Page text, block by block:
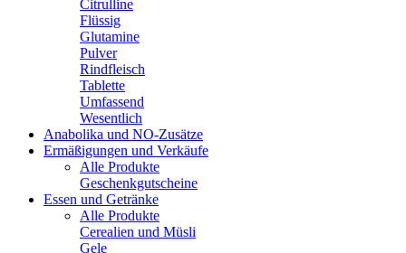
Citrulline
Flüssig
Glutamine
Pulver
Rindfleisch
Tablette
Umfassend
Wesentlich
Anabolika und NO-Zusätze
Ermäßigungen und Verkäufe
Alle Produkte
Geschenkgutscheine
Essen und Getränke
Alle Produkte
Cerealien und Müsli
Gele